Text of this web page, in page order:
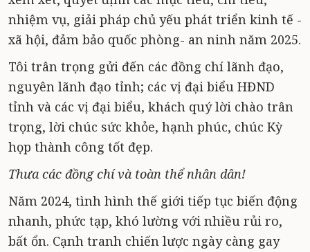
nhiệm vụ, giải pháp chủ yếu phát triển kinh tế -
xã hội, đảm bảo quốc phòng- an ninh năm 2025.
Tôi trân trọng gửi đến các đồng chí lãnh đạo,
nguyên lãnh đạo tỉnh; các vị đại biểu HĐND
tỉnh và các vị đại biểu, khách quý lời chào trân
trọng, lời chúc sức khỏe, hạnh phúc, chúc Kỳ
họp thành công tốt đẹp.
Thưa các đồng chí và toàn thể nhân dân!
Năm 2024, tình hình thế giới tiếp tục biến động
nhanh, phức tạp, khó lường với nhiều rủi ro,
bất ổn. Cạnh tranh chiến lược ngày càng gay